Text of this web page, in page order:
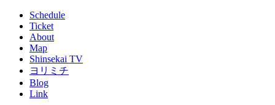
Schedule
Ticket
About
Map
Shinsekai TV
ヨリミチ
Blog
Link